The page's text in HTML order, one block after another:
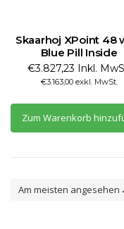
Skaarhoj XPoint 48
Blue Pill Inside
€3.827,23 Inkl.
€3.163,00 exkl. MwSt.
Zum Warenkorb
Am meisten angesehen